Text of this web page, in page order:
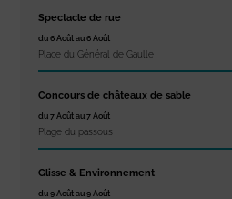
Spectacle de rue
du 6 Août au 6 Août
Place du Général de Gaulle
Concours de châteaux de sable
du 7 Août au 7 Août
Plage du passous
Glisse & Environnement
du 9 Août au 9 Août